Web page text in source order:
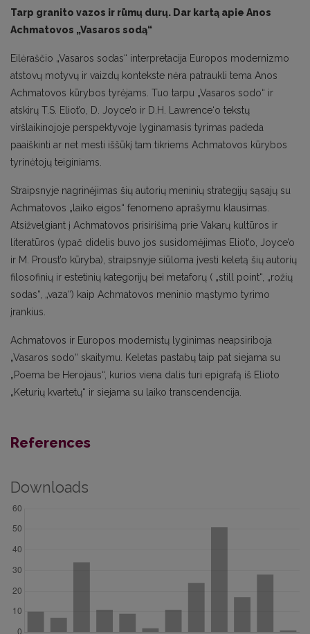
Tarp granito vazos ir rūmų durų. Dar kartą apie Anos
Achmatovos „Vasaros sodą“
Eilėraščio „Vasaros sodas“ interpretacija Europos modernizmo
atstovų motyvų ir vaizdų kontekste nėra patraukli tema Anos
Achmatovos kūrybos tyrėjams. Tuo tarpu „Vasaros sodo“ ir
atskirų T.S. Eliot’o, D. Joyce’o ir D.H. Lawrence‘o tekstų
viršlaikinojoje perspektyvoje lyginamasis tyrimas padeda
paaiškinti ar net mesti iššūkį tam tikriems Achmatovos kūrybos
tyrinėtojų teiginiams.
Straipsnyje nagrinėjimas šių autorių meninių strategijų sąsajų su
Achmatovos „laiko eigos“ fenomeno aprašymu klausimas.
Atsižvelgiant į Achmatovos prisirišimą prie Vakarų kultūros ir
literatūros (ypač didelis buvo jos susidomėjimas Eliot’o, Joyce’o
ir M. Proust’o kūryba), straipsnyje siūloma įvesti keletą šių autorių
filosofinių ir estetinių kategorijų bei metaforų ( „still point“, „rožių
sodas“, „vaza“) kaip Achmatovos meninio mąstymo tyrimo
įrankius.
Achmatovos ir Europos modernistų lyginimas neapsiriboja
„Vasaros sodo“ skaitymu. Keletas pastabų taip pat siejama su
„Poema be Herojaus“, kurios viena dalis turi epigrafą iš Elioto
„Keturių kvartetų“ ir siejama su laiko transcendencija.
References
Downloads